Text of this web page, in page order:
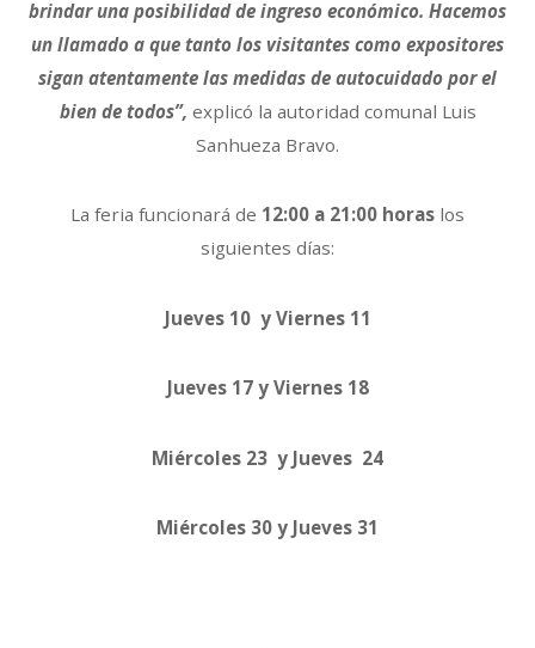
brindar una posibilidad de ingreso económico. Hacemos
un llamado a que tanto los visitantes como expositores
sigan atentamente las medidas de autocuidado por el
bien de todos”, explicó la autoridad comunal Luis
Sanhueza Bravo.
La feria funcionará de 12:00 a 21:00 horas los
siguientes días:
Jueves 10 y Viernes 11
Jueves 17 y Viernes 18
Miércoles 23 y Jueves 24
Miércoles 30 y Jueves 31